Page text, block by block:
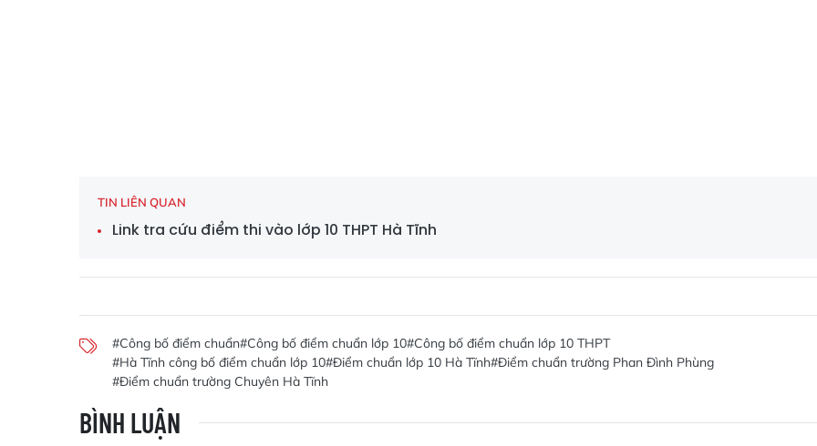
TIN LIÊN QUAN
Link tra cứu điểm thi vào lớp 10 THPT Hà Tĩnh
#Công bố điểm chuẩn#Công bố điểm chuẩn lớp 10#Công bố điểm chuẩn lớp 10 THPT
#Hà Tĩnh công bố điểm chuẩn lớp 10#Điểm chuẩn lớp 10 Hà Tĩnh#Điểm chuẩn trường Phan Đình Phùng
#Điểm chuẩn trường Chuyên Hà Tĩnh
BÌNH LUẬN